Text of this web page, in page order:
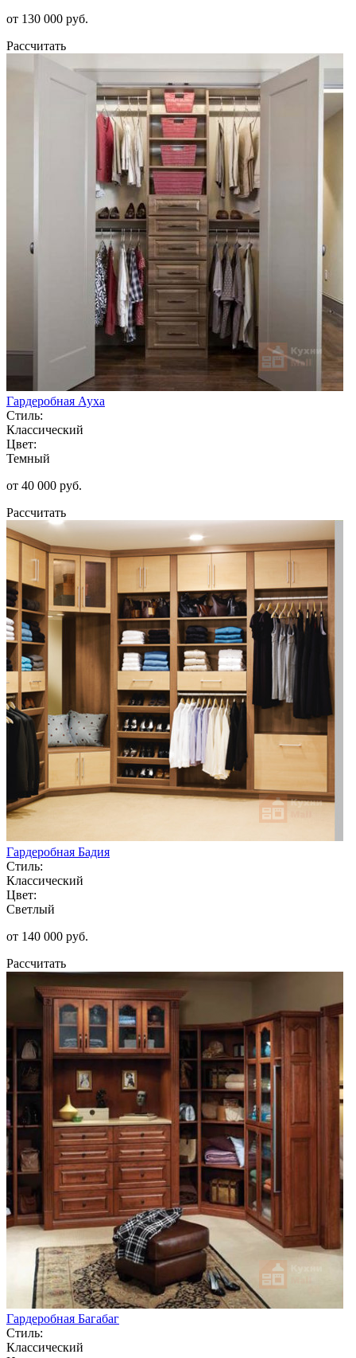
от 130 000 руб.
Рассчитать
Гардеробная Ауха
Стиль:
Классический
Цвет:
Темный
от 40 000 руб.
Рассчитать
Гардеробная Бадия
Стиль:
Классический
Цвет:
Светлый
от 140 000 руб.
Рассчитать
Гардеробная Багабаг
Стиль:
Классический